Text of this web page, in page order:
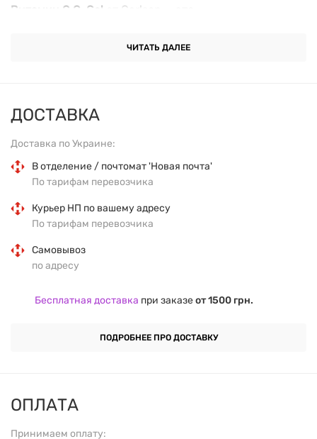
ДОСТАВКА
Доставка по Украине:
В отделение / почтомат 'Новая почта'
По тарифам перевозчика
Курьер НП по вашему адресу
По тарифам перевозчика
Самовывоз
по адресу
Бесплатная доставка при заказеот 1500 грн.
ПОДРОБНЕЕ ПРО ДОСТАВКУ
ОПЛАТА
Принимаем оплату:
Витамин C C-Gel от Carlson — это
разработанная для укрепления иммунной системы и
защищать клетки от оксидативного стресса,
заживление ран.
надежную защиту организма от инфекций,
нейтрализовать вредные свободные радикалы,
образованию коллагена, важного для здоровья
ЧИТАТЬ ДАЛЕЕ